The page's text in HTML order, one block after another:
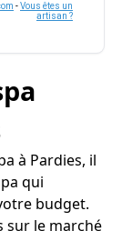
-Vous êtes un
artisan ?
à Pardies, il
qui
budget.
sur le marché